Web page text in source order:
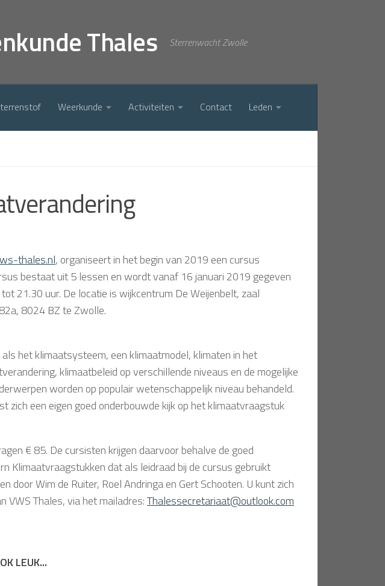
Thales Sterrenwacht Zwolle
Weerkunde Activiteiten Contact Leden
thales.nl, organiseert in het begin van 2019 een cursus
bestaat uit 5 lessen en wordt vanaf 16 januari 2019 gegeven
21.30 uur. De locatie is wijkcentrum De Weijenbelt, zaal
8024 BZ te Zwolle.
het klimaatsysteem, een klimaatmodel, klimaten in het
klimaatbeleid op verschillende niveaus en de mogelijke
worden op populair wetenschappelijk niveau behandeld.
zich een eigen goed onderbouwde kijk op het klimaatvraagstuk
€ 85. De cursisten krijgen daarvoor behalve de goed
Klimaatvraagstukken dat als leidraad bij de cursus gebruikt
door Wim de Ruiter, Roel Andringa en Gert Schooten. U kunt zich
VWS Thales, via het mailadres:Thalessecretariaat@outlook.com
LEUK...